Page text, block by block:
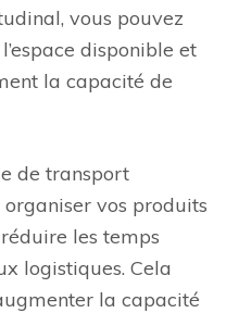
vous pouvez
disponible et
la capacité de
de transport
vos produits
les temps
logistiques. Cela
la capacité